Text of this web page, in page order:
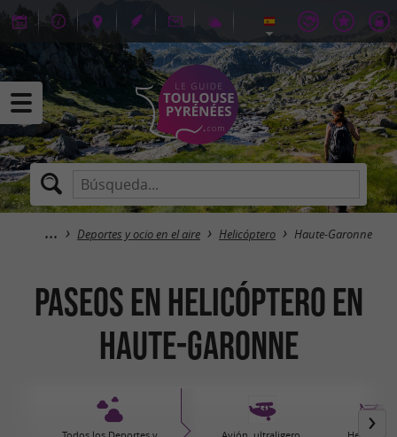
Deportes y ocio en el aire Helicóptero Haute-Garonne
Paseos en helicóptero en
Haute-Garonne